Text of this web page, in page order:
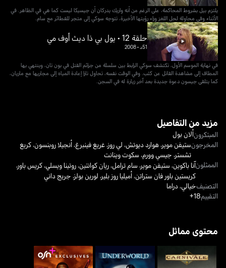
يلتزم بيل بشروط المحاكمة، على الرغم من أنه واريك يدركان أن جيسيكا ليست كما هي في الظاهر. في
الأثناء وفي محاولة لحل اللغز وراء رؤيتها الأخيرة، تتوجه سوكي إلى متجر للفطائر مع سام.
حلقة 12 • يول بي ذا ديث أوف مي
51د •
2008
في نهاية الموسم الأول، تكتشف سوكي الرابط بين سلسلة من جرائم القتل في بون تان، وينتهي بها
المطاف إلى مشاهدة القاتل عن كثب. وفي الوقت نفسه، تحاول تارا إعادة المياه إلى مجاريها مع ماريان،
كما يتلقى جيسون دعوة جديدة بعد آخر زيارة له في السجن.
مزيد من التفاصيل
المبتكرونألان بول
المخرجونستيفن موير،هوارد ديوتش، لي روز،غريغ فينبرغ،أنجيلا روبنسون،كريغ
تشستر، جيسي وورم، سكوت وينانت
الممثلونآنا باكوين، ستيفن موير، سام ترامل،ريان كوانتين،روتينا ويسلي،كريس باور،
كريستين باور فان ستراتن،أميليا روز بلير، لورين بولز، جريج داني
التصنيفخيالي، دراما
التقييم18+
محتوى مماثل